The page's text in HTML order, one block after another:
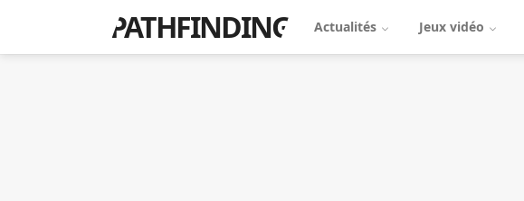
PATHFINDING Actualités Jeux vidéo